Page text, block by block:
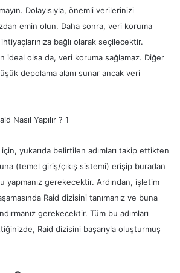
Dolayısıyla, önemli verilerinizi
emin olun. Daha sonra, veri koruma
bağlı olarak seçilecektir.
ideal olsa da, veri koruma sağlamaz. Diğer
depolama alanı sunar ancak veri
yukarıda belirtilen adımları takip ettikten
(temel giriş/çıkış sistemi) erişip buradan
yapmanız gerekecektir. Ardından, işletim
Raid dizisini tanımanız ve buna
gerekecektir. Tüm bu adımları
Raid dizisini başarıyla oluşturmuş